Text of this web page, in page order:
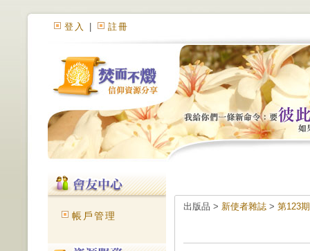
登入 註冊
帳戶管理
出版品 > 新使者雜誌 > 第123